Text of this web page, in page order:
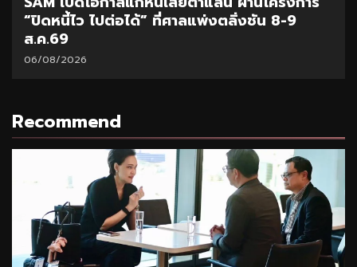
“ปิดหนี้ไว ไปต่อได้” ที่ศาลแพ่งตลิ่งชัน 8-9
ส.ค.69
06/08/2026
Recommend